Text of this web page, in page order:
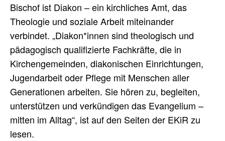
Bischof ist Diakon – ein kirchliches Amt, das
Theologie und soziale Arbeit miteinander
verbindet. „Diakon*innen sind theologisch und
pädagogisch qualifizierte Fachkräfte, die in
Kirchengemeinden, diakonischen Einrichtungen,
Jugendarbeit oder Pflege mit Menschen aller
Generationen arbeiten. Sie hören zu, begleiten,
unterstützen und verkündigen das Evangelium –
mitten im Alltag“, ist auf den Seiten der EKiR zu
lesen.